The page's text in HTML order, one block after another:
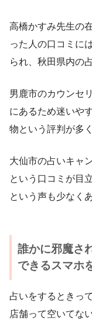
高橋かすみ先生の
った人の口コミに
られ、秋田県内の
男鹿市のカウンセ
にあるため迷いや
物という評判が多
大仙市の占いキャ
という口コミが目
という声も少なく
誰かに邪魔さ
できるスマホ
占いをするときっ
店舗って空いてな